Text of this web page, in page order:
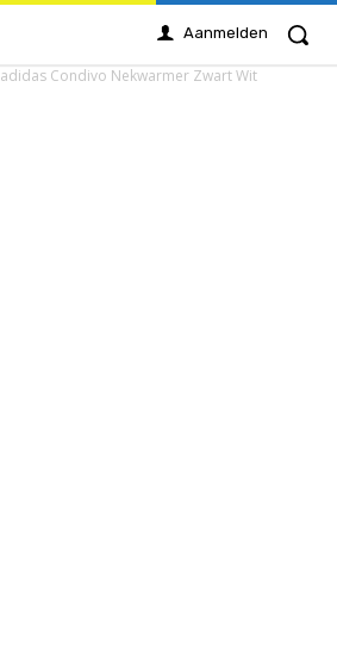
Aanmelden
adidas Condivo Nekwarmer Zwart Wit